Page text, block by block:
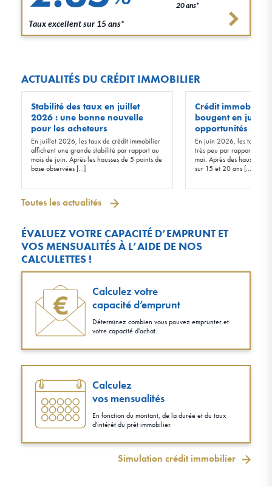
Taux excellent sur 15 ans*
20 ans*
ACTUALITÉS DU CRÉDIT IMMOBILIER
Stabilité des taux en juillet
2026 : une bonne nouvelle
pour les acheteurs
En juillet 2026, les taux de crédit immobilier
affichent une grande stabilité par rapport au
mois de juin. Après les hausses de 5 points de
base observées […]
Crédit immobilier
bougent en juin
opportunités !
En juin 2026, les taux
très peu par rapport à
mai. Après des hausses
sur 15 et 20 ans […]
Toutes les actualités
ÉVALUEZ VOTRE CAPACITÉ D’EMPRUNT ET
VOS MENSUALITÉS À L’AIDE DE NOS
CALCULETTES !
Calculez votre
capacité d’emprunt
Déterminez combien vous pouvez emprunter et
votre capacité d'achat.
Calculez
vos mensualités
En fonction du montant, de la durée et du taux
d'intérêt du prêt immobilier.
Simulation crédit immobilier